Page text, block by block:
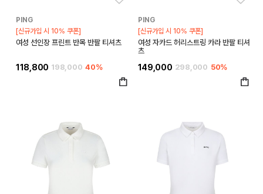
PING
[신규가입 시 10% 쿠폰]
여성 선인장 프린트 반목 반팔 티셔츠
118,800 198,000 40%
PING
[신규가입 시 10% 쿠폰]
여성 자카드 허리스트링 카라 반팔 티셔
츠
149,000 298,000 50%